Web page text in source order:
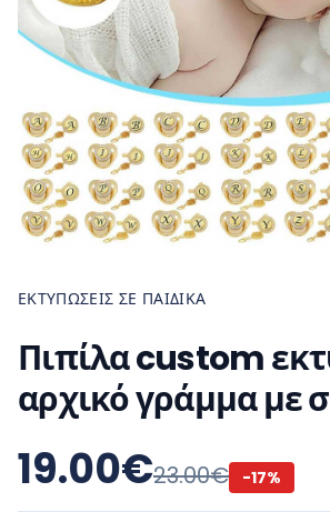
ΕΚΤΥΠΏΣΕΙΣ ΣΕ ΠΑΙΔΙΚΆ
Πιπίλα custom
αρχικό γράμμα με
19.00€23.00€ -17%